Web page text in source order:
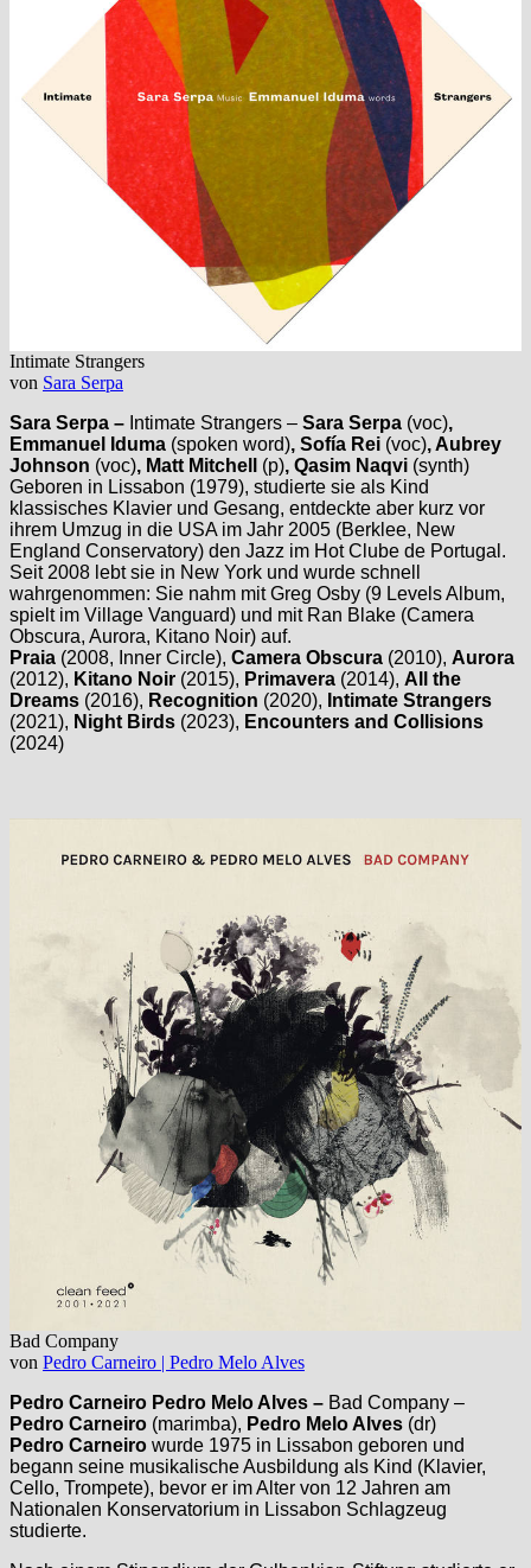
Intimate Strangers
von Sara Serpa
Sara Serpa – Intimate Strangers – Sara Serpa (voc),
Emmanuel Iduma (spoken word), Sofía Rei (voc), Aubrey
Johnson (voc), Matt Mitchell (p), Qasim Naqvi (synth)
Geboren in Lissabon (1979), studierte sie als Kind
klassisches Klavier und Gesang, entdeckte aber kurz vor
ihrem Umzug in die USA im Jahr 2005 (Berklee, New
England Conservatory) den Jazz im Hot Clube de Portugal.
Seit 2008 lebt sie in New York und wurde schnell
wahrgenommen: Sie nahm mit Greg Osby (9 Levels Album,
spielt im Village Vanguard) und mit Ran Blake (Camera
Obscura, Aurora, Kitano Noir) auf.
Praia (2008, Inner Circle), Camera Obscura (2010), Aurora
(2012), Kitano Noir (2015), Primavera (2014), All the
Dreams (2016), Recognition (2020), Intimate Strangers
(2021), Night Birds (2023), Encounters and Collisions
(2024)
Bad Company
von Pedro Carneiro | Pedro Melo Alves
Pedro Carneiro Pedro Melo Alves – Bad Company –
Pedro Carneiro (marimba), Pedro Melo Alves (dr)
Pedro Carneiro wurde 1975 in Lissabon geboren und
begann seine musikalische Ausbildung als Kind (Klavier,
Cello, Trompete), bevor er im Alter von 12 Jahren am
Nationalen Konservatorium in Lissabon Schlagzeug
studierte.